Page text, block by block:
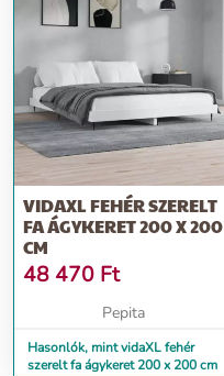
VIDAXL FEHÉR SZERELT
FA ÁGYKERET 200 X 200
CM
48 470 Ft
Pepita
Hasonlók, mint vidaXL fehér
szerelt fa ágykeret 200 x 200 cm